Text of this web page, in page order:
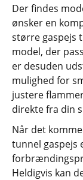
Der findes
ønsker en
større gaspejs
model, der
er desuden
mulighed for
justere
direkte fra din
Når det
tunnel gaspejs
Heldigvis kan